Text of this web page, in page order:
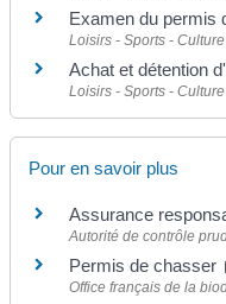
Examen du permis
Loisirs - Sports - Culture
Achat et détention
Loisirs - Sports - Culture
Pour en savoir plus
Assurance
Autorité de contrôle
Permis de chasser
Office français de la